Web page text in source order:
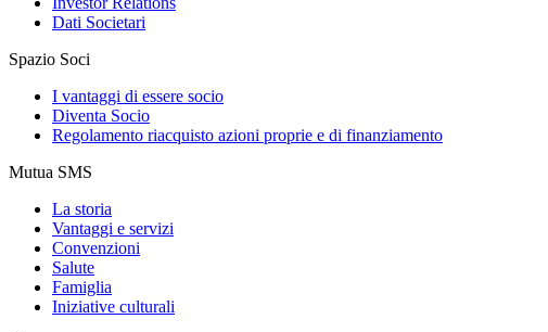
Dati Societari
Spazio Soci
I vantaggi di essere socio
Diventa Socio
Regolamento riacquisto azioni proprie e di finanziamento
Mutua SMS
La storia
Vantaggi e servizi
Convenzioni
Salute
Famiglia
Iniziative culturali